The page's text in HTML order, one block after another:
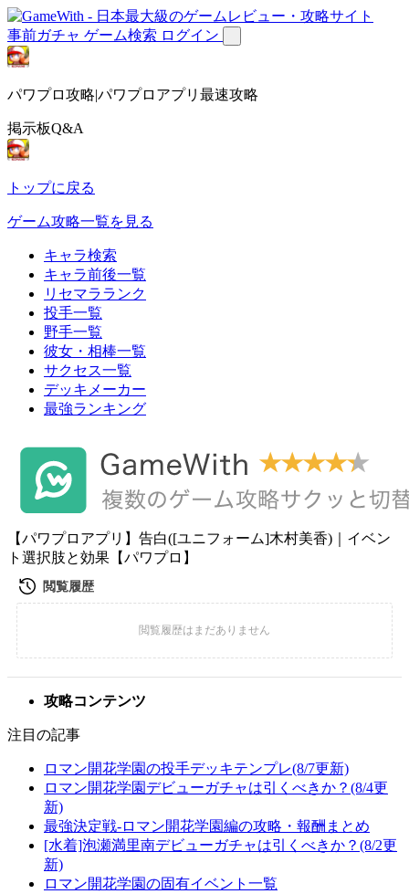
事前ガチャ ゲーム検索 ログイン
パワプロ攻略|パワプロアプリ最速攻略
掲示板Q&A
トップに戻る
ゲーム攻略一覧を見る
キャラ検索
キャラ前後一覧
リセマラランク
投手一覧
野手一覧
彼女・相棒一覧
サクセス一覧
デッキメーカー
最強ランキング
【パワプロアプリ】告白([ユニフォーム]木村美香)｜イベン
ト選択肢と効果【パワプロ】
攻略コンテンツ
注目の記事
ロマン開花学園の投手デッキテンプレ(8/7更新)
ロマン開花学園デビューガチャは引くべきか？(8/4更
新)
最強決定戦-ロマン開花学園編の攻略・報酬まとめ
[水着]泡瀬満里南デビューガチャは引くべきか？(8/2更
新)
ロマン開花学園の固有イベント一覧